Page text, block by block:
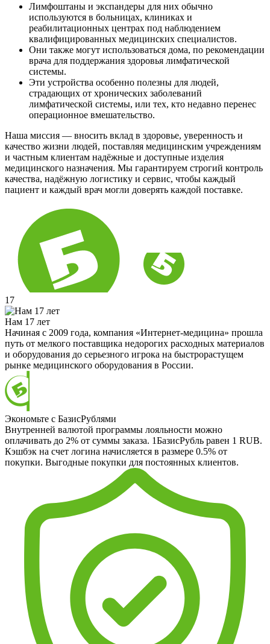
Лимфоштаны и экспандеры для них обычно
используются в больницах, клиниках и
реабилитационных центрах под наблюдением
квалифицированных медицинских специалистов.
Они также могут использоваться дома, по рекомендации
врача для поддержания здоровья лимфатической
системы.
Эти устройства особенно полезны для людей,
страдающих от хронических заболеваний
лимфатической системы, или тех, кто недавно перенес
операционное вмешательство.
Наша миссия — вносить вклад в здоровье, уверенность и
качество жизни людей, поставляя медицинским учреждениям
и частным клиентам надёжные и доступные изделия
медицинского назначения. Мы гарантируем строгий контроль
качества, надёжную логистику и сервис, чтобы каждый
пациент и каждый врач могли доверять каждой поставке.
17
Нам 17 лет
Начиная с 2009 года, компания «Интернет-медицина» прошла
путь от мелкого поставщика недорогих расходных материалов
и оборудования до серьезного игрока на быстрорастущем
рынке медицинского оборудования в России.
Экономьте с БазисРублями
Внутренней валютой программы лояльности можно
оплачивать до 2% от суммы заказа. 1БазисРубль равен 1 RUB.
Кэшбэк на счет логина начисляется в размере 0.5% от
покупки. Выгодные покупки для постоянных клиентов.